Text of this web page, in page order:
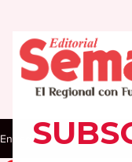
Entrada